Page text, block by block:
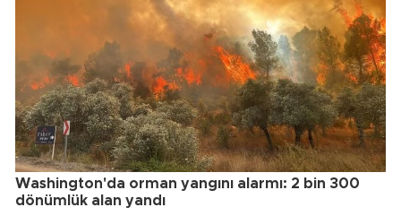
Washington'da orman yangını alarmı: 2 bin 300
dönümlük alan yandı